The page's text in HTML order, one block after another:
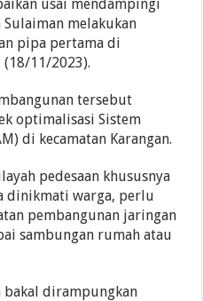
usai mendampingi
melakukan
pipa pertama di
(18/11/2023).
tersebut
optimalisasi Sistem
di kecamatan Karangan.
pedesaan khususnya
dinikmati warga, perlu
pembangunan jaringan
sambungan rumah atau
bakal dirampungkan